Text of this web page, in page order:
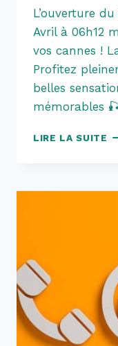
L’ouverture
Avril à 06h12
vos cannes !
Profitez
belles
mémorables
LIRE LA SUITE
!